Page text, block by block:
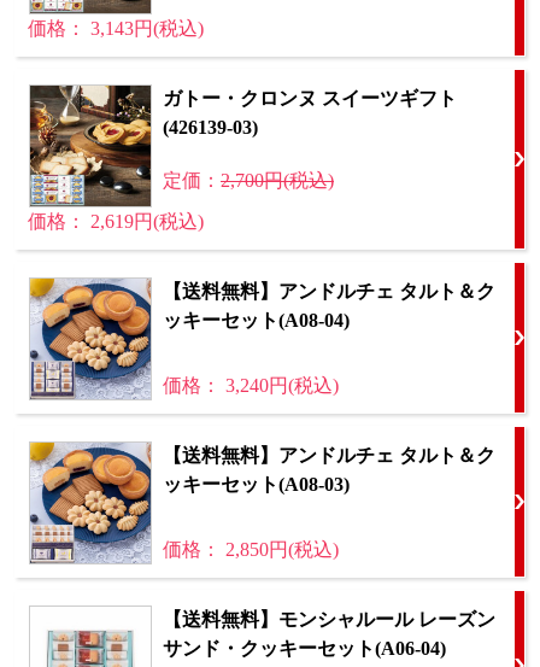
価格： 3,143円(税込)
ガトー・クロンヌ スイーツギフト
(426139-03)
定価： 2,700円(税込)
価格： 2,619円(税込)
【送料無料】アンドルチェ タルト＆ク
ッキーセット(A08-04)
価格： 3,240円(税込)
【送料無料】アンドルチェ タルト＆ク
ッキーセット(A08-03)
価格： 2,850円(税込)
【送料無料】モンシャルール レーズン
サンド・クッキーセット(A06-04)